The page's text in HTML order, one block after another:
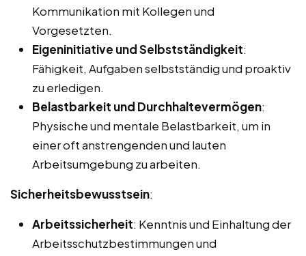
Kommunikation mit Kollegen und
Vorgesetzten.
Eigeninitiative und Selbstständigkeit:
Fähigkeit, Aufgaben selbstständig und proaktiv
zu erledigen.
Belastbarkeit und Durchhaltevermögen:
Physische und mentale Belastbarkeit, um in
einer oft anstrengenden und lauten
Arbeitsumgebung zu arbeiten.
Sicherheitsbewusstsein:
Arbeitssicherheit: Kenntnis und Einhaltung der
Arbeitsschutzbestimmungen und